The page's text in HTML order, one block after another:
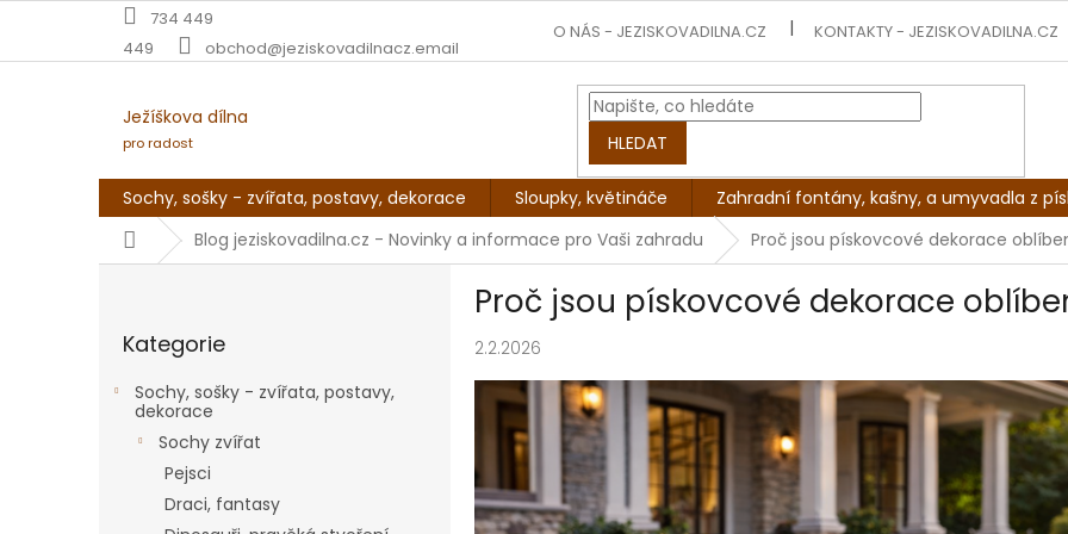
obsah
734 449
449
obchod@jeziskovadilnacz.email
O NÁS - JEZISKOVADILNA.CZ KONTAKTY - JEZISKOVADILNA.CZ
Ježíškova dílna
pro radost HLEDAT
Sochy, sošky - zvířata, postavy, dekorace Sloupky, květináče Zahradní fontány, kašny, a umyvadla z
DomůBlog jeziskovadilna.cz - Novinky a informace pro Vaši zahradu Proč jsou pískovcové dekorace
kategorie
Kategorie
Sochy, sošky - zvířata, postavy,
dekorace
Sochy zvířat
Pejsci
Draci, fantasy
Proč jsou pískovcové dekorace
2.2.2026